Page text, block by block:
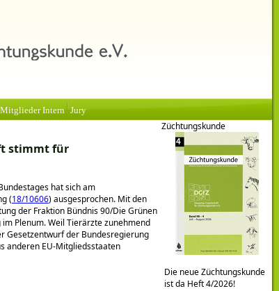
Intern Jury
stimmt für
hat sich am
(18/10606) ausgesprochen. Mit den
der Fraktion Bündnis 90/Die Grünen
Plenum. Weil Tierärzte zunehmend
Gesetzentwurf der Bundesregierung
anderen EU-Mitgliedsstaaten
Züchtungskunde
Die neue Züchtungskunde
ist da Heft 4/2026!